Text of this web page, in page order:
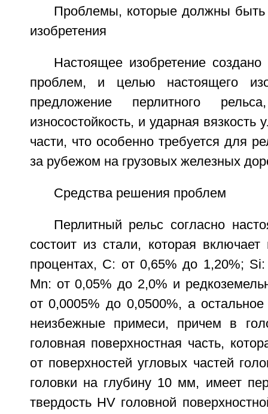
Проблемы, которые должны
изобретения
Настоящее изобретение
проблем, и целью настоящего
предложение перлитного
износостойкость, и ударная
части, что особенно требуется для
за рубежом на грузовых железных
Средства решения проблем
Перлитный рельс согласно
состоит из стали, которая
процентах, С: от 0,65% до 1,20%;
Mn: от 0,05% до 2,0% и
от 0,0005% до 0,0500%, а
неизбежные примеси, причем в
головная поверхностная часть,
от поверхностей угловых частей
головки на глубину 10 мм, имеет
твердость HV головной